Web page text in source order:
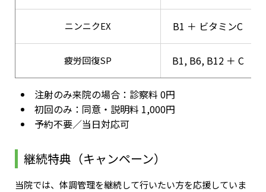
ニンニクEX B1 ＋ ビタミンC
疲労回復SP B1, B6, B12 ＋ C
注射のみ来院の場合：診察料 0円
初回のみ：同意・説明料 1,000円
予約不要／当日対応可
継続特典（キャンペーン）
当院では、体調管理を継続して行いたい方を応援していま